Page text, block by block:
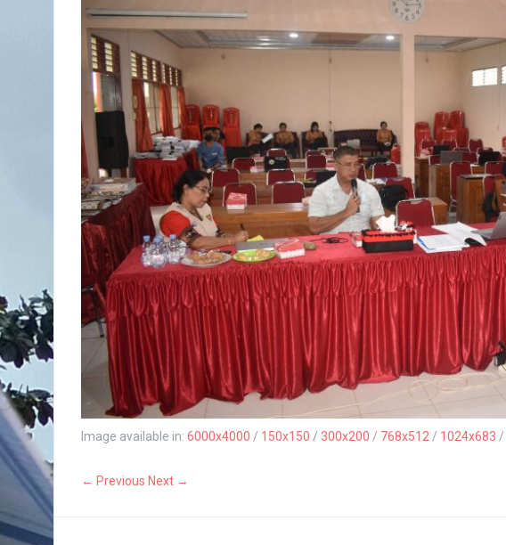
Image available in: 6000x4000 / 150x150 / 300x200 / 768x512 / 1024x683 /
← Previous Next →